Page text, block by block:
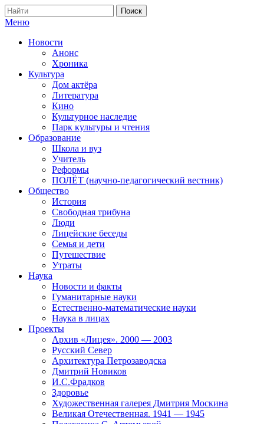
Меню
Новости
Анонс
Хроника
Культура
Дом актёра
Литература
Кино
Культурное наследие
Парк культуры и чтения
Образование
Школа и вуз
Учитель
Реформы
ПОЛЁТ (научно-педагогический вестник)
Общество
История
Свободная трибуна
Люди
Лицейские беседы
Семья и дети
Путешествие
Утраты
Наука
Новости и факты
Гуманитарные науки
Естественно-математические науки
Наука в лицах
Проекты
Архив «Лицея». 2000 — 2003
Русский Север
Архитектура Петрозаводска
Дмитрий Новиков
И.С.Фрадков
Здоровье
Художественная галерея Дмитрия Москина
Великая Отечественная. 1941 — 1945